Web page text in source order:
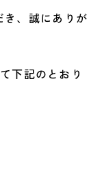
、誠にありが
下記のとおり